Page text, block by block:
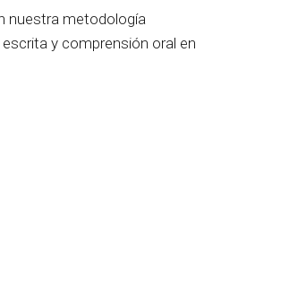
nuestra metodología
y comprensión oral en